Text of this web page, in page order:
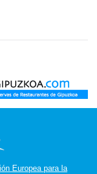
Europea para la